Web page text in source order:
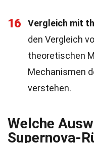
16 Vergleich mit
den Vergleich
theoretischen
Mechanismen
verstehen.
Welche
Supernova-